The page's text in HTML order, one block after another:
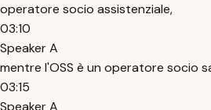
operatore socio assistenziale,
03:10
Speaker A
mentre l'OSS è un operatore socio
03:15
Speaker A